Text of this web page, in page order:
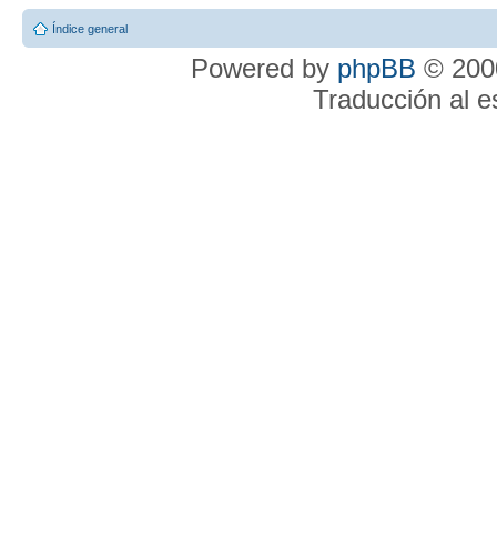
Índice general
Powered by phpBB ©
Traducción al